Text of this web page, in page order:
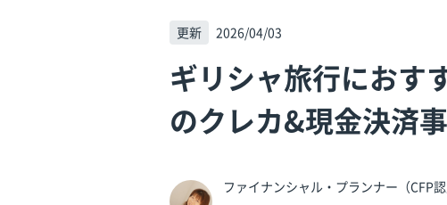
更新 2026/04/03
ギリシャ旅行にお
のクレカ&現金決済
ファイナンシャル・プランナー（CFP認